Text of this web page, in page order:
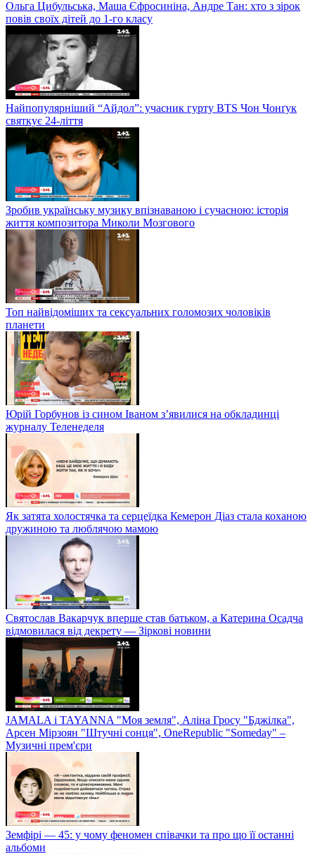
Ольга Цибульська, Маша Єфросиніна, Андре Тан: хто з зірок
повів своїх дітей до 1-го класу
Найпопулярніший “Айдол”: учасник гурту BTS Чон Чонґук
святкує 24-ліття
Зробив українську музику впізнаваною і сучасною: історія
життя композитора Миколи Мозгового
Топ найвідоміших та сексуальних голомозих чоловіків
планети
Юрій Горбунов із сином Іваном з’явилися на обкладинці
журналу Теленеделя
Як затята холостячка та серцеїдка Кемерон Діаз стала коханою
дружиною та люблячою мамою
Святослав Вакарчук вперше став батьком, а Катерина Осадча
відмовилася від декрету — Зіркові новини
JAMALA і TAYANNA "Моя земля", Аліна Гросу "Бджілка",
Арсен Мірзоян "Штучні сонця", OneRepublic "Someday" –
Музичні прем'єри
Земфірі — 45: у чому феномен співачки та про що її останні
альбоми